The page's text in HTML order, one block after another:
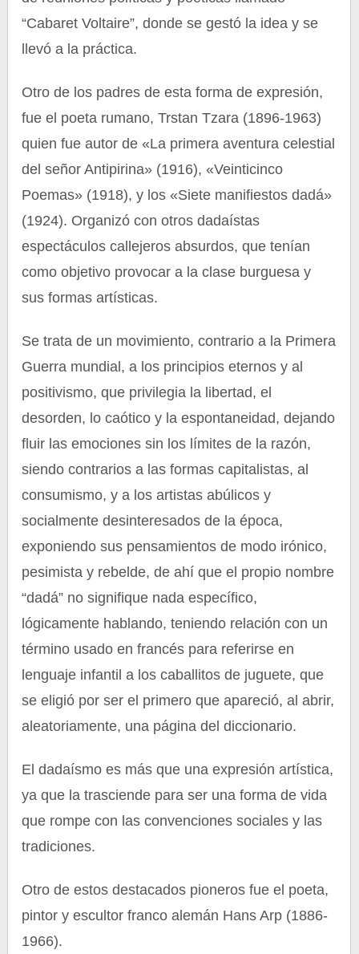
“Cabaret Voltaire”, donde se gestó la idea y se
llevó a la práctica.
Otro de los padres de esta forma de expresión,
fue el poeta rumano, Trstan Tzara (1896-1963)
quien fue autor de «La primera aventura celestial
del señor Antipirina» (1916), «Veinticinco
Poemas» (1918), y los «Siete manifiestos dadá»
(1924). Organizó con otros dadaístas
espectáculos callejeros absurdos, que tenían
como objetivo provocar a la clase burguesa y
sus formas artísticas.
Se trata de un movimiento, contrario a la Primera
Guerra mundial, a los principios eternos y al
positivismo, que privilegia la libertad, el
desorden, lo caótico y la espontaneidad, dejando
fluir las emociones sin los límites de la razón,
siendo contrarios a las formas capitalistas, al
consumismo, y a los artistas abúlicos y
socialmente desinteresados de la época,
exponiendo sus pensamientos de modo irónico,
pesimista y rebelde, de ahí que el propio nombre
“dadá” no signifique nada específico,
lógicamente hablando, teniendo relación con un
término usado en francés para referirse en
lenguaje infantil a los caballitos de juguete, que
se eligió por ser el primero que apareció, al abrir,
aleatoriamente, una página del diccionario.
El dadaísmo es más que una expresión artística,
ya que la trasciende para ser una forma de vida
que rompe con las convenciones sociales y las
tradiciones.
Otro de estos destacados pioneros fue el poeta,
pintor y escultor franco alemán Hans Arp (1886-
1966).